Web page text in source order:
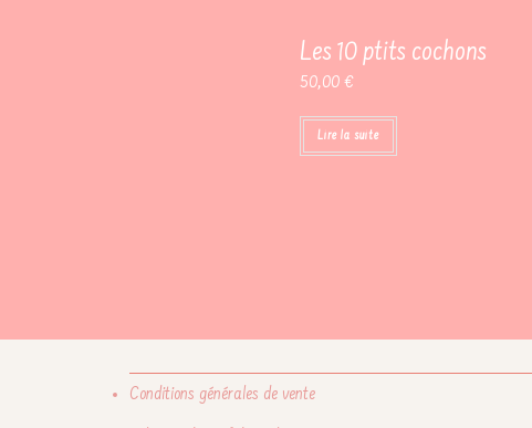
Les 10 ptits cochons
50,00 €
Lire la suite
Conditions générales de vente